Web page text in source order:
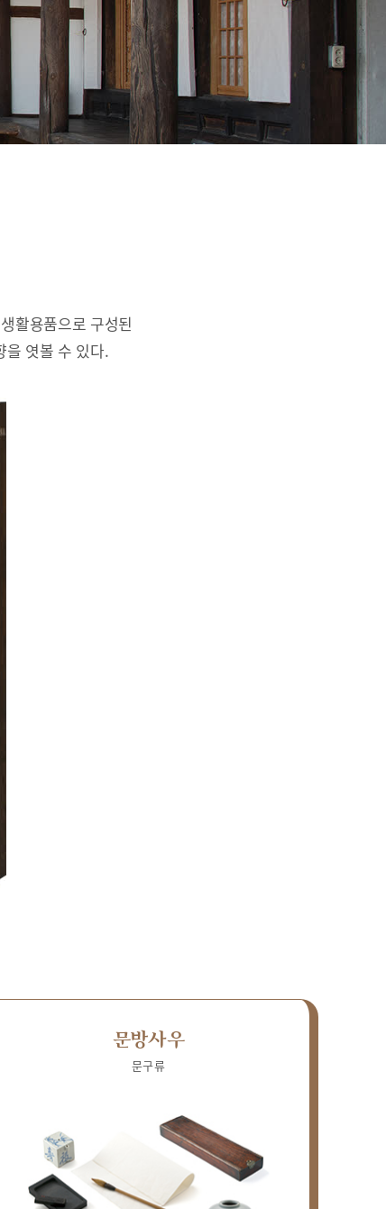
활용품으로 구성된
을 엿볼 수 있다.
문방사우
문구류